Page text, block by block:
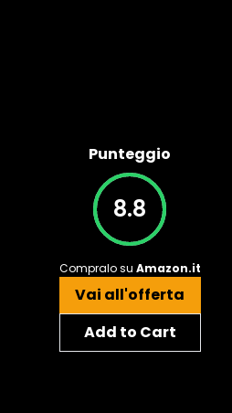
Punteggio
8.8
Compralo su Amazon.it
Vai all'offerta
Add to Cart